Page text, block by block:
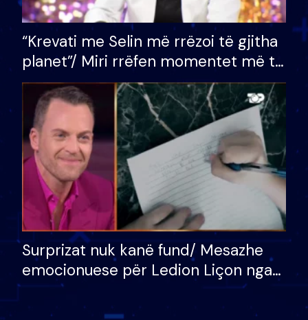
“Krevati me Selin më rrëzoi të gjitha
planet”/ Miri rrëfen momentet më të
bukura në shtëpinë e BB VIP: Do më
mungojë zilja e mëngjesit kur…
Surprizat nuk kanë fund/ Mesazhe
emocionuese për Ledion Liçon nga
nëna dhe fëmijët e tij, moderatori
nuk i mban dot lotët: Nuk meritoj…